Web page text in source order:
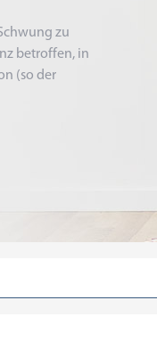
zu
betroffen, in
(so der